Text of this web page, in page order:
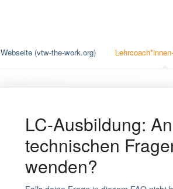
Webseite (vtw-the-work.org)
LC-Ausbildung:
technischen
wenden?